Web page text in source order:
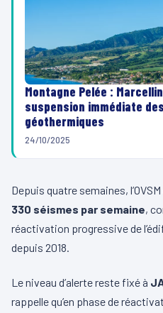
Montagne Pelée :
suspension immédiate
géothermiques
24/10/2025
Depuis quatre semaines,
330 séismes par semaine,
réactivation progressive de
depuis 2018.
Le niveau d’alerte reste fixé à
rappelle qu’en phase de